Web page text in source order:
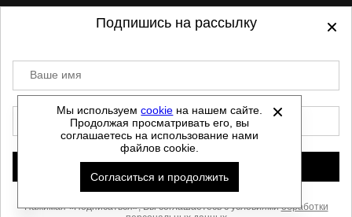
©2021-2026 - ShoesTown.ru - все права
защищены.
Данный сайт не является интернет магазином и
не является публичной офертой.
Политика обработки персональных данных
Автоматизировано -
Скачать прайс
Мы используемcookie на нашем сайте.
Продолжая просматривать его, вы
соглашаетесь на использование нами
файлов cookie.
Согласиться и продолжить
Подпишись на рассылку
Ваше имя
Нажимая «Подписаться», Вы соглашаетесь с условиямиобработки